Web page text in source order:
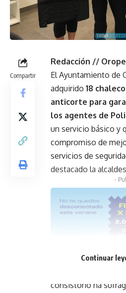
Compartir
Redacción //
El Ayuntamiento de
adquirido 18
anticorte para
los agentes de
un servicio básico y
compromiso de
servicios de
destacado la
-
Estos 18 nuevos
consistorio ha
Continuar